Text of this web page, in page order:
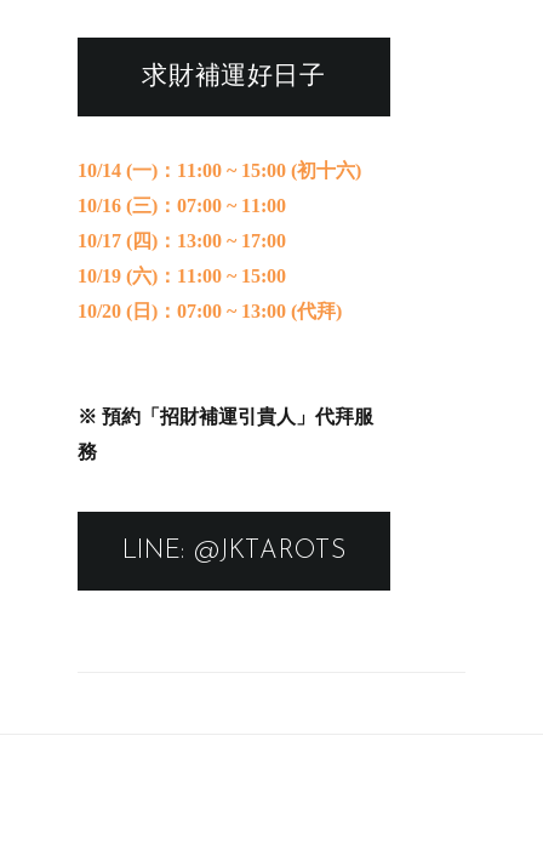
求財補運好日子
10/14 (一)：11:00 ~ 15:00 (初十六)
10/16 (三)：07:00 ~ 11:00
10/17 (四)：13:00 ~ 17:00
10/19 (六)：11:00 ~ 15:00
10/20 (日)：07:00 ~ 13:00 (代拜)
※ 預約「招財補運引貴人」代拜服
務
LINE: @JKTAROTS